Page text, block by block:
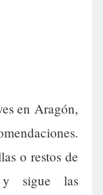
en Aragón,
o restos de
y sigue las